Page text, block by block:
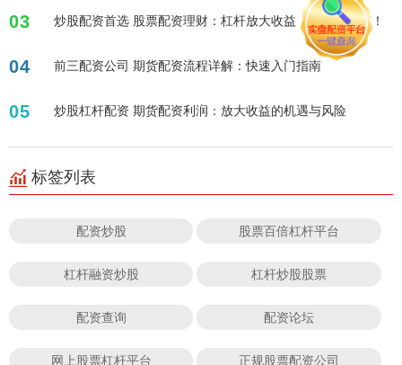
03 炒股配资首选 股票配资理财：杠杆放大收益，风险需谨慎！
04 前三配资公司 期货配资流程详解：快速入门指南
05 炒股杠杆配资 期货配资利润：放大收益的机遇与风险
标签列表
配资炒股 股票百倍杠杆平台
杠杆融资炒股 杠杆炒股股票
配资查询 配资论坛
网上股票杠杆平台 正规股票配资公司